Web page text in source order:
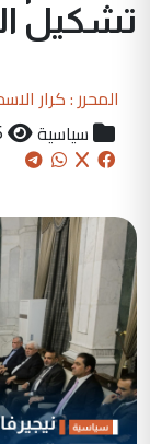
تشكيل
المحرر : كرار
سياسية